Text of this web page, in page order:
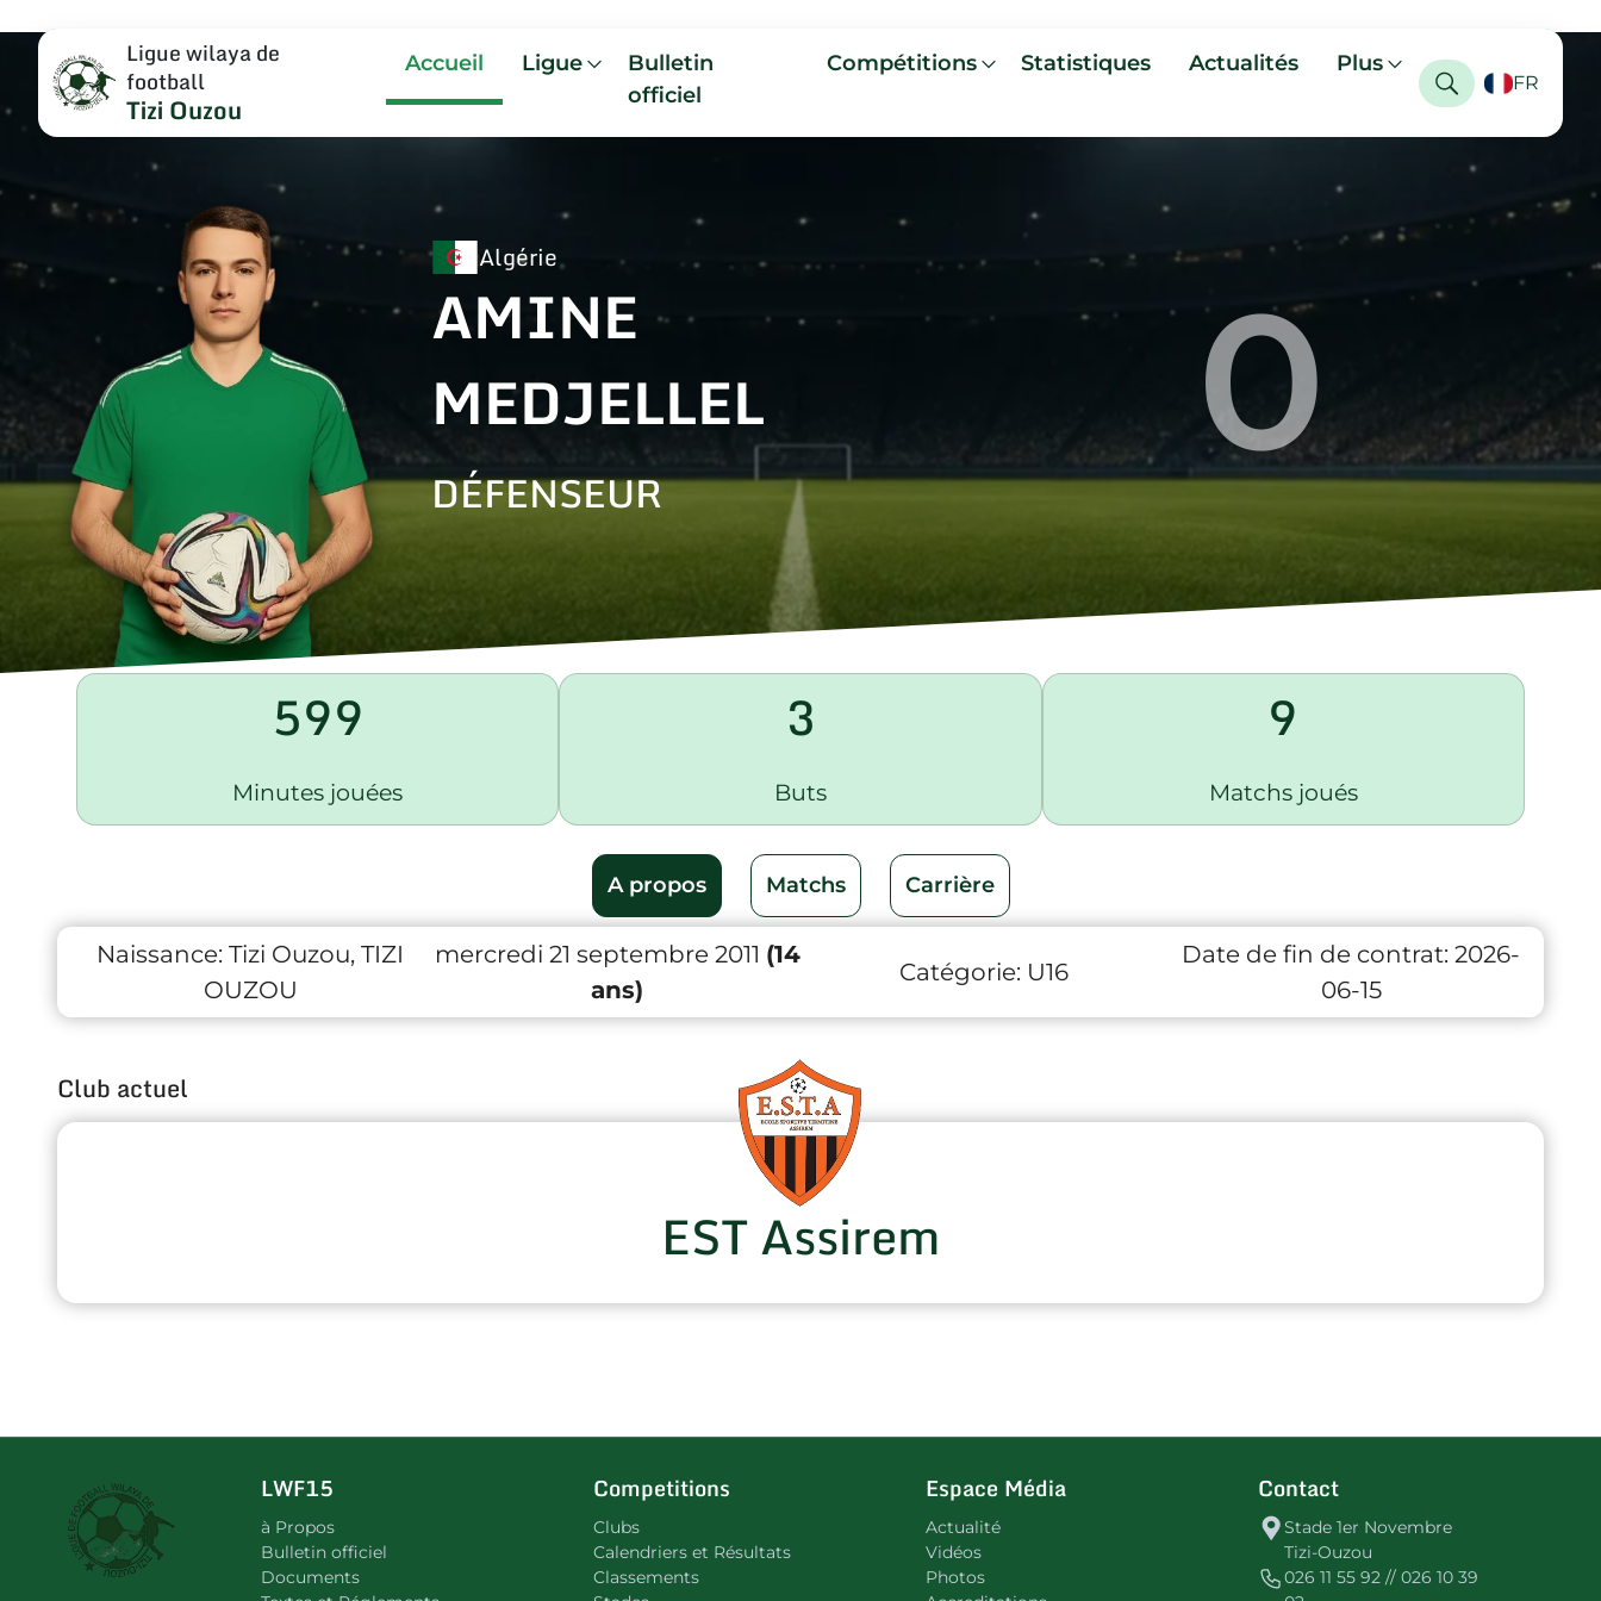
Ligue wilaya de
football
Tizi Ouzou
Accueil Ligue
Bulletin
officiel
Compétitions Statistiques Actualités Plus
FR
Algérie
AMINE
MEDJELLEL
DÉFENSEUR 0
599
Minutes jouées
3
Buts
9
Matchs joués
A propos Matchs Carrière
Naissance: Tizi Ouzou, TIZI
OUZOU
mercredi 21 septembre 2011 (14
ans)
Catégorie: U16
Date de fin de contrat: 2026-
06-15
Club actuel
EST Assirem
LWF15
à Propos
Bulletin officiel
Documents
Competitions
Clubs
Calendriers et Résultats
Classements
Espace Média
Actualité
Vidéos
Photos
Contact
Stade 1er Novembre
Tizi-Ouzou
026 11 55 92 // 026 10 39